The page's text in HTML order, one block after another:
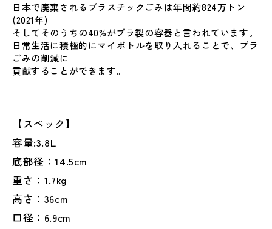
日本で廃棄されるプラスチックごみは年間約824万トン
(2021年)
そしてそのうちの40%がプラ製の容器と言われています。
日常生活に積極的にマイボトルを取り入れることで、プラ
ごみの削減に
貢献することができます。
【スペック】
容量:3.8L
底部径：14.5cm
重さ：1.7kg
高さ：36cm
口径：6.9cm